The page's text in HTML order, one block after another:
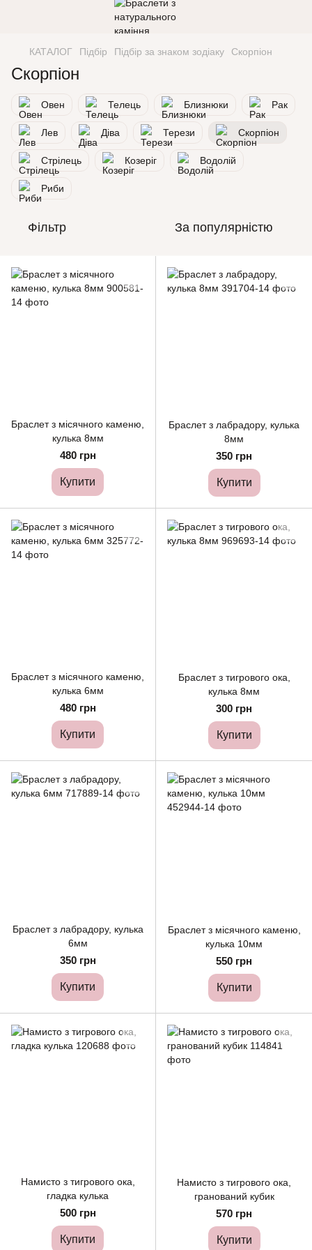
КАТАЛОГ Підбір Підбір за знаком зодіаку Скорпіон
Скорпіон
Овен Телець Близнюки Рак
Лев Діва Терези Скорпіон
Стрілець Козеріг Водолій
Риби
Фільтр За популярністю
Браслет з місячного каменю,
кулька 8мм
480 грн
Купити
Браслет з лабрадору, кулька
8мм
350 грн
Купити
Браслет з місячного каменю,
кулька 6мм
480 грн
Купити
Браслет з тигрового ока,
кулька 8мм
300 грн
Купити
Браслет з лабрадору, кулька
6мм
350 грн
Купити
Браслет з місячного каменю,
кулька 10мм
550 грн
Купити
Намисто з тигрового ока,
гладка кулька
500 грн
Купити
Намисто з тигрового ока,
гранований кубик
570 грн
Купити